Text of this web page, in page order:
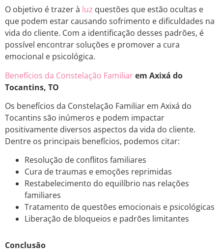
O objetivo é trazer à luz questões que estão ocultas e
que podem estar causando sofrimento e dificuldades na
vida do cliente. Com a identificação desses padrões, é
possível encontrar soluções e promover a cura
emocional e psicológica.
Benefícios da Constelação Familiarem Axixá do
Tocantins, TO
Os benefícios da Constelação Familiar em Axixá do
Tocantins são inúmeros e podem impactar
positivamente diversos aspectos da vida do cliente.
Dentre os principais benefícios, podemos citar:
Resolução de conflitos familiares
Cura de traumas e emoções reprimidas
Restabelecimento do equilíbrio nas relações
familiares
Tratamento de questões emocionais e psicológicas
Liberação de bloqueios e padrões limitantes
Conclusão